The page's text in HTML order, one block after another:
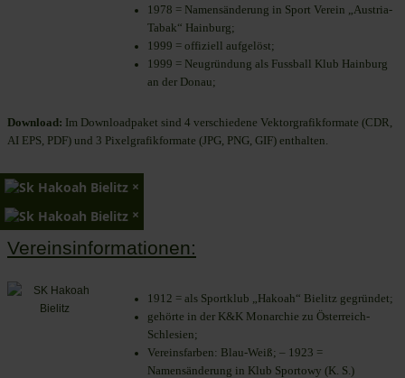
1978 = Namensänderung in Sport Verein „Austria-
Tabak“ Hainburg;
1999 = offiziell aufgelöst;
1999 = Neugründung als Fussball Klub Hainburg
an der Donau;
Download: Im Downloadpaket sind 4 verschiedene Vektorgrafikformate (CDR,
AI EPS, PDF) und 3 Pixelgrafikformate (JPG, PNG, GIF) enthalten.
×
×
Vereinsinformationen:
1912 = als Sportklub „Hakoah“ Bielitz gegründet;
gehörte in der K&K Monarchie zu Österreich-
Schlesien;
Vereinsfarben: Blau-Weiß; – 1923 =
Namensänderung in Klub Sportowy (K. S.)